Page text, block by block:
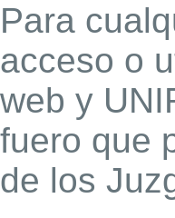
Para
acceso o
web y
fuero que
de los